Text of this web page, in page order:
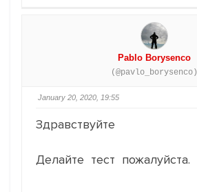
Pablo Borysenco
(@pavlo_borysenco)
January 20, 2020, 19:55
Здравствуйте
Делайте тест пожалуйста.